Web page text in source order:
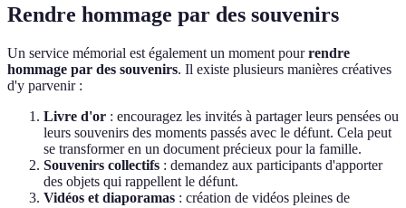
Rendre hommage par des souvenirs
Un service mémorial est également un moment pourrendre
hommage par des souvenirs. Il existe plusieurs manières créatives
d'y parvenir :
Livre d'or : encouragez les invités à partager leurs pensées ou
leurs souvenirs des moments passés avec le défunt. Cela peut
se transformer en un document précieux pour la famille.
Souvenirs collectifs : demandez aux participants d'apporter
des objets qui rappellent le défunt.
Vidéos et diaporamas : création de vidéos pleines de